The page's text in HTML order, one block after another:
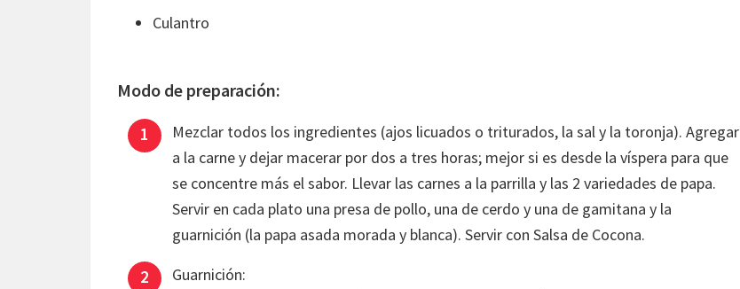
Culantro
Modo de preparación:
Mezclar todos los ingredientes (ajos licuados o triturados, la sal y la toronja). Agregar
a la carne y dejar macerar por dos a tres horas; mejor si es desde la víspera para que
se concentre más el sabor. Llevar las carnes a la parrilla y las 2 variedades de papa.
Servir en cada plato una presa de pollo, una de cerdo y una de gamitana y la
guarnición (la papa asada morada y blanca). Servir con Salsa de Cocona.
Guarnición: